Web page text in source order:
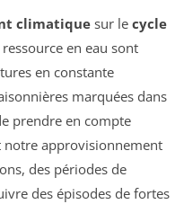
climatique sur le cycle
ressource en eau sont
en constante
marquées dans
prendre en compte
notre approvisionnement
des périodes de
des épisodes de fortes